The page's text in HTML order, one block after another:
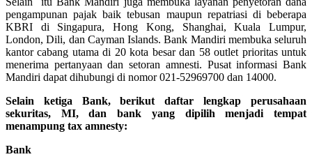
pengampunan pajak baik tebusan maupun repatriasi di beberapa
KBRI di Singapura, Hong Kong, Shanghai, Kuala Lumpur,
London, Dili, dan Cayman Islands. Bank Mandiri membuka seluruh
kantor cabang utama di 20 kota besar dan 58 outlet prioritas untuk
menerima pertanyaan dan setoran amnesti. Pusat informasi Bank
Mandiri dapat dihubungi di nomor 021-52969700 dan 14000.
Selain ketiga Bank, berikut daftar lengkap perusahaan
sekuritas, MI, dan bank yang dipilih menjadi tempat
menampung tax amnesty:
Bank